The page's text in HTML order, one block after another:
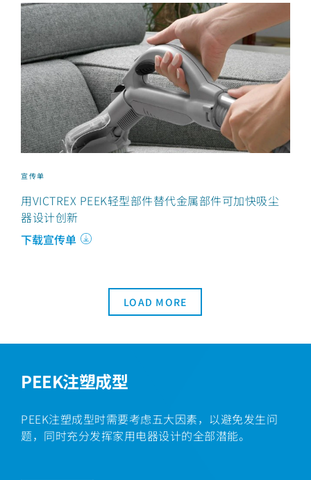
宣传单
用VICTREX PEEK轻型部件替代金属部件可加快吸尘
器设计创新
下载宣传单
LOAD MORE
PEEK注塑成型
PEEK注塑成型时需要考虑五大因素，以避免发生问
题，同时充分发挥家用电器设计的全部潜能。